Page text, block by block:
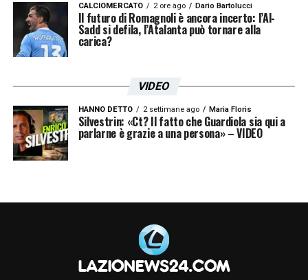
CALCIOMERCATO 2 ore ago Dario Bartolucci
Il futuro di Romagnoli è ancora incerto: l’Al-
Sadd si defila, l’Atalanta può tornare alla
carica?
VIDEO
HANNO DETTO 2 settimane ago Maria Floris
Silvestrin: «Ct? Il fatto che Guardiola sia qui a
parlarne è grazie a una persona» – VIDEO